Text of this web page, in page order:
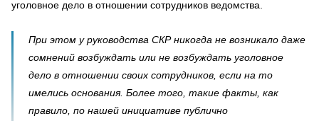
уголовное дело в отношении сотрудников ведомства.
При этом у руководства СКР никогда не возникало даже
сомнений возбуждать или не возбуждать уголовное
дело в отношении своих сотрудников, если на то
имелись основания. Более того, такие факты, как
правило, по нашей инициативе публично